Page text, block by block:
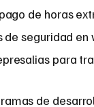
de horas
seguridad
para